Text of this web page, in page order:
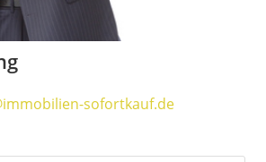
sofortkauf.de